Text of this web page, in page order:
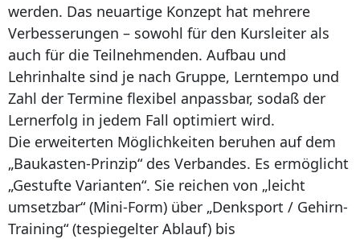
werden. Das neuartige Konzept hat mehrere
Verbesserungen – sowohl für den Kursleiter als
auch für die Teilnehmenden. Aufbau und
Lehrinhalte sind je nach Gruppe, Lerntempo und
Zahl der Termine flexibel anpassbar, sodaß der
Lernerfolg in jedem Fall optimiert wird.
Die erweiterten Möglichkeiten beruhen auf dem
„Baukasten-Prinzip“ des Verbandes. Es ermöglicht
„Gestufte Varianten“. Sie reichen von „leicht
umsetzbar“ (Mini-Form) über „Denksport / Gehirn-
Training“ (tespiegelter Ablauf) bis